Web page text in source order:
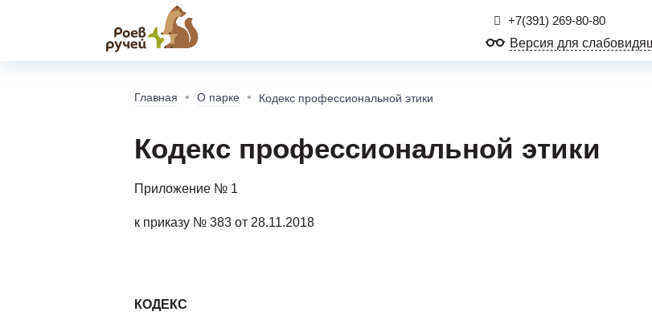
+7(391) 269-80-80
Версия для
Главная О парке Кодекс профессиональной этики
Кодекс профессиональной этики
Приложение № 1
к приказу № 383 от 28.11.2018
КОДЕКС